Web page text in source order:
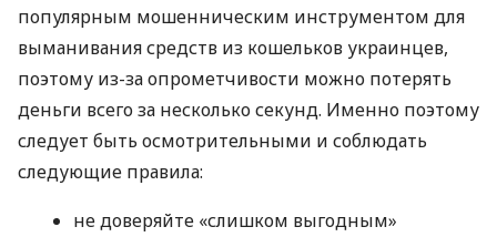
популярным мошенническим инструментом для
выманивания средств из кошельков украинцев,
поэтому из-за опрометчивости можно потерять
деньги всего за несколько секунд. Именно поэтому
следует быть осмотрительными и соблюдать
следующие правила:
не доверяйте «слишком выгодным»